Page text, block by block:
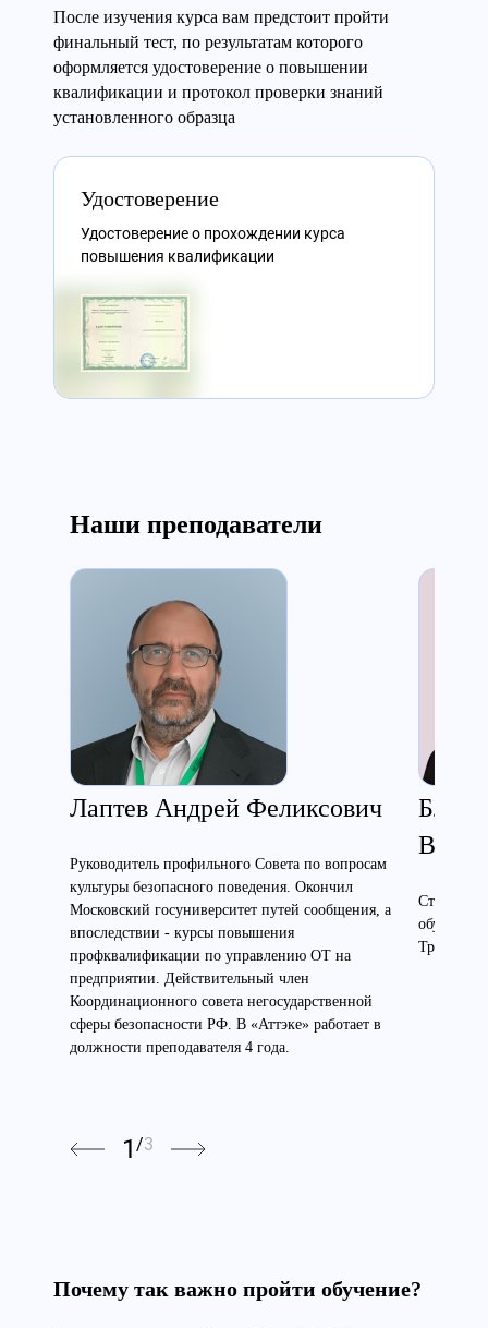
После изучения курса вам предстоит пройти
финальный тест, по результатам которого
оформляется удостоверение о повышении
квалификации и протокол проверки знаний
установленного образца
Удостоверение
Удостоверение о прохождении курса
повышения квалификации
Наши преподаватели
Лаптев Андрей Феликсович
Руководитель профильного Совета по вопросам
культуры безопасного поведения. Окончил
Московский госуниверситет путей сообщения, а
впоследствии - курсы повышения
профквалификации по управлению ОТ на
предприятии. Действительный член
Координационного совета негосударственной
сферы безопасности РФ. В «Аттэке» работает в
должности преподавателя 4 года.
Старший
обучению
Трудовой
1 /3
Почему так важно пройти обучение?